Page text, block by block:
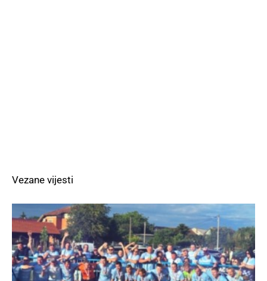
Vezane vijesti